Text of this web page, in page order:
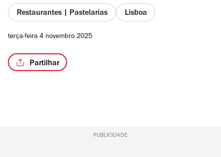
Restaurantes | Pastelarias Lisboa
terça-feira 4 novembro 2025
Partilhar
PUBLICIDADE